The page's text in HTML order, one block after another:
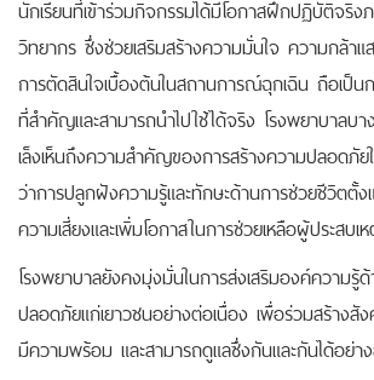
นักเรียนที่เข้าร่วมกิจกรรมได้มีโอกาสฝึกปฏิบัติจริง
วิทยากร ซึ่งช่วยเสริมสร้างความมั่นใจ ความกล้า
การตัดสินใจเบื้องต้นในสถานการณ์ฉุกเฉิน ถือเป็
ที่สำคัญและสามารถนำไปใช้ได้จริง โรงพยาบาลบ
เล็งเห็นถึงความสำคัญของการสร้างความปลอดภั
ว่าการปลูกฝังความรู้และทักษะด้านการช่วยชีวิตตั้ง
ความเสี่ยงและเพิ่มโอกาสในการช่วยเหลือผู้ประสบ
โรงพยาบาลยังคงมุ่งมั่นในการส่งเสริมองค์ความรู้
ปลอดภัยแก่เยาวชนอย่างต่อเนื่อง เพื่อร่วมสร้างสั
มีความพร้อม และสามารถดูแลซึ่งกันและกันได้อย่า